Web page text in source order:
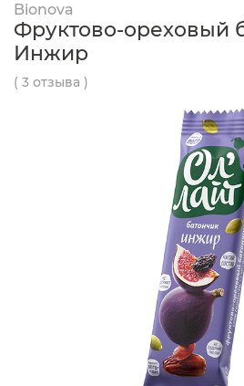
Bionova
Фруктово-ореховый
Инжир
( 3 отзыва )